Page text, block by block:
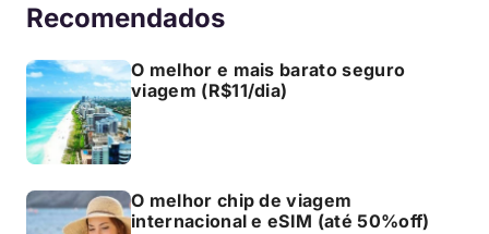
Recomendados
O melhor e mais barato seguro
viagem (R$11/dia)
O melhor chip de viagem
internacional e eSIM (até 50%off)